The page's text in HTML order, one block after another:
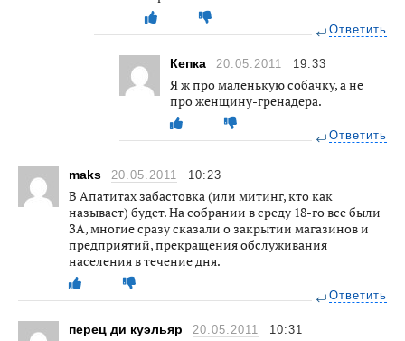
Ответить
Кепка 20.05.2011 19:33
Я ж про маленькую собачку, а не
про женщину-гренадера.
Ответить
maks 20.05.2011 10:23
В Апатитах забастовка (или митинг, кто как
называет) будет. На собрании в среду 18-го все были
ЗА, многие сразу сказали о закрытии магазинов и
предприятий, прекращения обслуживания
населения в течение дня.
Ответить
перец ди куэльяр 20.05.2011 10:31